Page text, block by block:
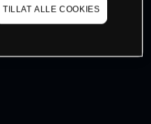
TILLAT ALLE COOKIES